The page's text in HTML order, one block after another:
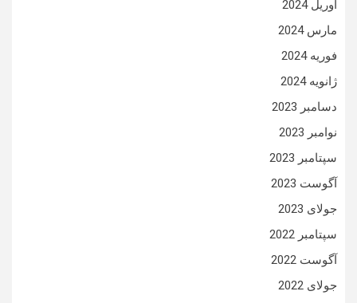
آوریل 2024
مارس 2024
فوریه 2024
ژانویه 2024
دسامبر 2023
نوامبر 2023
سپتامبر 2023
آگوست 2023
جولای 2023
سپتامبر 2022
آگوست 2022
جولای 2022